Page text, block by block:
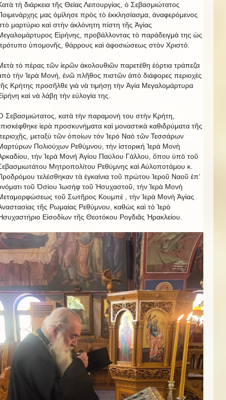
τὴ διάρκεια τῆς Θείας Λειτουργίας, ὁ Σεβασμιώτατος
μας ὁμίλησε πρὸς τὸ ἐκκλησίασμα, ἀναφερόμενος
μαρτύριο καὶ στὴν ἀκλόνητη πίστη τῆς Ἁγίας
Εἰρήνης, προβάλλοντας τὸ παράδειγμά της ὡς
ὑπομονῆς, θάρρους καὶ ἀφοσιώσεως στὸν Χριστό.
τὸ πέρας τῶν ἱερῶν ἀκολουθιῶν παρετέθη ἑόρτια τράπεζα
τὴν Ἱερὰ Μονή, ἐνῶ πλῆθος πιστῶν ἀπὸ διάφορες περιοχὲς
Κρήτης προσῆλθε γιὰ νὰ τιμήσῃ τὴν Ἁγία Μεγαλομάρτυρα
καὶ νὰ λάβῃ τὴν εὐλογία της.
Σεβασμιώτατος, κατὰ τὴν παραμονὴ του στὴν Κρήτη,
ἱερὰ προσκυνήματα καὶ μοναστικὰ καθιδρύματα τῆς
μεταξὺ τῶν ὁποίων τόν Ἱερό Ναό τῶν Τεσσάρων
Πολιούχων Ρεθύμνου, τὴν ἱστορική Ἱερὰ Μονὴ
τήν Ἱερά Μονή Ἁγίου Παύλου Γάλλου, ὅπου ὑπὸ τοῦ
Μητροπολίτου Ρεθύμνης καὶ Αὐλοποτάμου κ.
τελέσθηκαν τὰ ἐγκαίνια τοῦ πρώτου Ἱεροῦ Ναοῦ ἐπ’
τοῦ Ὁσίου Ἰωσήφ τοῦ Ἡσυχαστοῦ, τὴν Ἱερὰ Μονὴ
τοῦ Σωτῆρος Κουμπέ , τὴν Ἱερὰ Μονὴ Ἁγίας
τῆς Ρωμαίας Ρεθύμνου, καθὼς καὶ τὸ Ἱερὸ
Εἰσοδίων τῆς Θεοτόκου Ρογδιᾶς Ἡρακλείου.